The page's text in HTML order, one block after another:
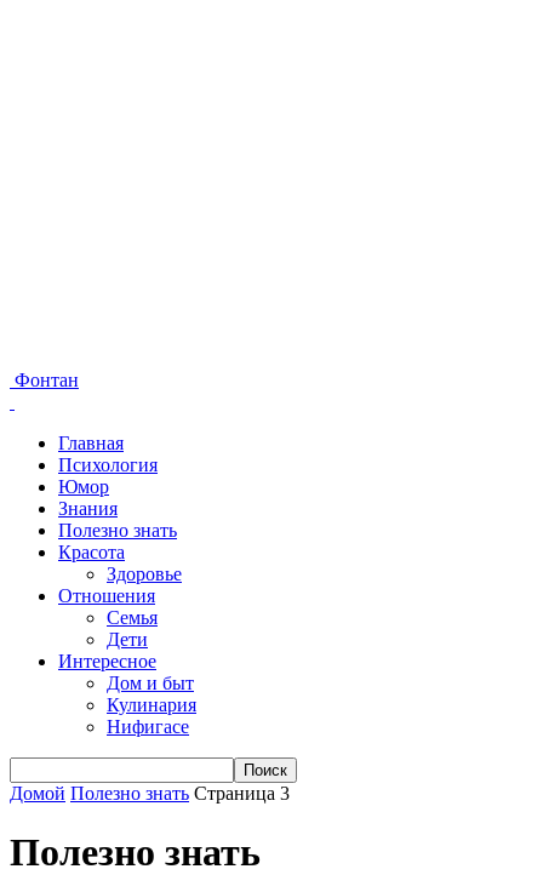
Фонтан
Главная
Психология
Юмор
Знания
Полезно знать
Красота
Здоровье
Отношения
Семья
Дети
Интересное
Дом и быт
Кулинария
Нифигасе
Домой Полезно знать Страница 3
Полезно знать